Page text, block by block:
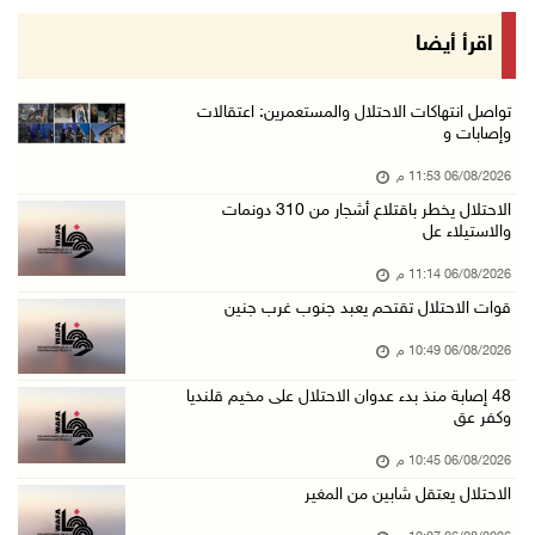
الرئيس يستقبل مجلس بلدية رام الله ويشدد على د ...
جماهير شعبنا تشيع جثمان الشهيد علاء صبيح في ت ...
الاحتلال يوسع حملات الدهم والاعتقال في قلنديا ...
06/آب/2026 08:06 م
الرئيس المصري وملك البحرين يشددان على ضرورة ت ...
رابطة العالم الإسلامي تدين تواصل انتهاكات الا ...
اليونيسف: استشهاد 300 طفل منذ وقف إطلاق النار ...
اقرأ أيضا
تواصل انتهاكات الاحتلال والمستعمرين: اعتقالات
وإصابات و
06/08/2026 11:53 م
الاحتلال يخطر باقتلاع أشجار من 310 دونمات
والاستيلاء عل
06/08/2026 11:14 م
قوات الاحتلال تقتحم يعبد جنوب غرب جنين
06/08/2026 10:49 م
48 إصابة منذ بدء عدوان الاحتلال على مخيم قلنديا
وكفر عق
06/08/2026 10:45 م
الاحتلال يعتقل شابين من المغير